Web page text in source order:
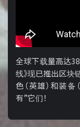
全球下载量高达
线》现已推出区块
色（英雄）和装
有”它们！